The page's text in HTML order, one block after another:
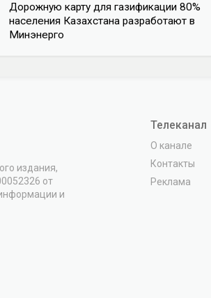
Дорожную карту для газификации 80%
населения Казахстана разработают в
Минэнерго
издания,
от
и
Телеканал
О канале
Контакты
Реклама